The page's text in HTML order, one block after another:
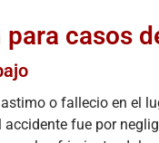
casos
o fallecio en el
accidente fue por